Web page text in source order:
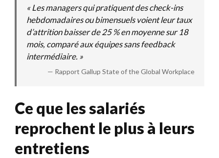
« Les managers qui pratiquent des check-ins
hebdomadaires ou bimensuels voient leur taux
d’attrition baisser de 25 % en moyenne sur 18
mois, comparé aux équipes sans feedback
intermédiaire. »
— Rapport Gallup State of the Global Workplace
Ce que les salariés
reprochent le plus à leurs
entretiens